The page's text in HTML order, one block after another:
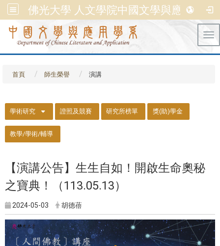
佛光大學 人文學院中國文學與應用學系
首頁 師生榮譽 演講
學術研究 證照及競賽 研究所榜單 獎(助)學金
教學/學術/輔導
【演講公告】生生自如！開啟生命奧秘
之寶典！（113.05.13）
2024-05-03 胡德蓓